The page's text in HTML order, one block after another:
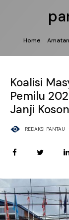
Home Amatan
Koalisi
Pemilu
Janji
REDAKSI PANTAU ·